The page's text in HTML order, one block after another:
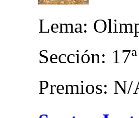
Lema:
Sección: 17ª
Premios: N/